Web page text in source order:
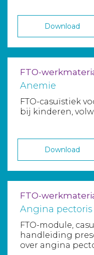
Download
FTO-
Anemie
FTO-casuïstiek
bij kinderen,
Download
FTO-
Angina pectoris
FTO-module,
handleiding
over angina